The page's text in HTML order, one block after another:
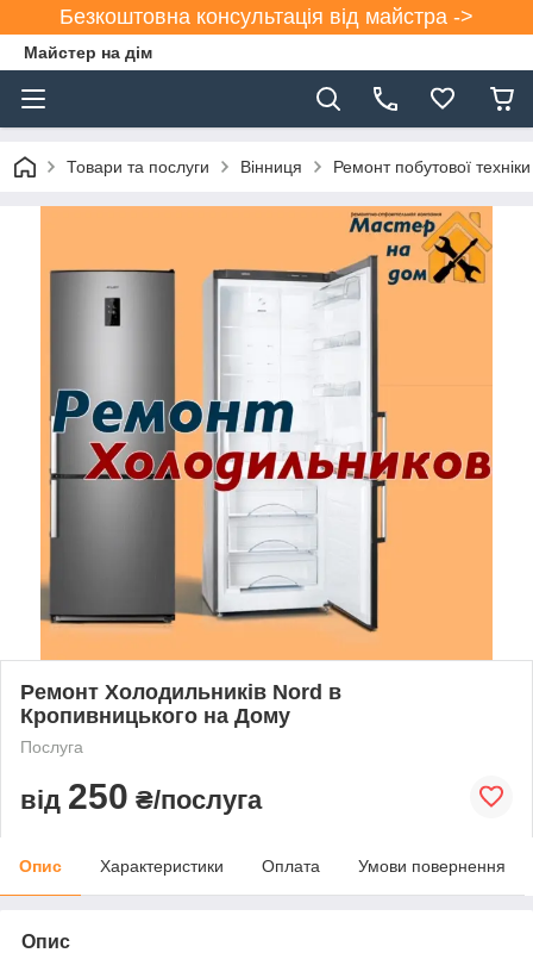
Безкоштовна консультація від майстра ->
Майстер на дім
Товари та послуги Вінниця Ремонт побутової техніки
Ремонт Холодильників Nord в
Кропивницького на Дому
Послуга
від 250 ₴/послуга
Опис Характеристики Оплата Умови повернення
Опис